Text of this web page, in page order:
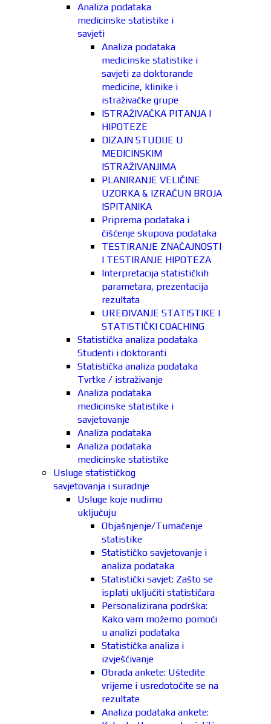
Analiza podataka
medicinske statistike i
savjeti
Analiza podataka
medicinske statistike i
savjeti za doktorande
medicine, klinike i
istraživačke grupe
ISTRAŽIVAČKA PITANJA I
HIPOTEZE
DIZAJN STUDIJE U
MEDICINSKIM
ISTRAŽIVANJIMA
PLANIRANJE VELIČINE
UZORKA & IZRAČUN BROJA
ISPITANIKA
Priprema podataka i
čišćenje skupova podataka
TESTIRANJE ZNAČAJNOSTI
I TESTIRANJE HIPOTEZA
Interpretacija statističkih
parametara, prezentacija
rezultata
UREĐIVANJE STATISTIKE I
STATISTIČKI COACHING
Statistička analiza podataka
Studenti i doktoranti
Statistička analiza podataka
Tvrtke / istraživanje
Analiza podataka
medicinske statistike i
savjetovanje
Analiza podataka
Analiza podataka
medicinske statistike
Usluge statističkog
savjetovanja i suradnje
Usluge koje nudimo
uključuju
Objašnjenje/Tumačenje
statistike
Statističko savjetovanje i
analiza podataka
Statistički savjet: Zašto se
isplati uključiti statističara
Personalizirana podrška:
Kako vam možemo pomoći
u analizi podataka
Statistička analiza i
izvješćivanje
Obrada ankete: Uštedite
vrijeme i usredotočite se na
rezultate
Analiza podataka ankete: